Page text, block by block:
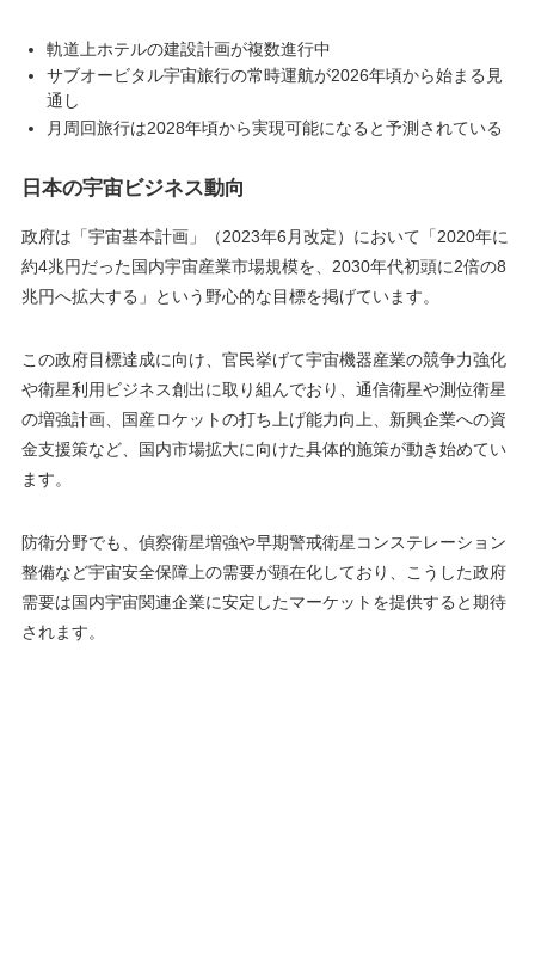
軌道上ホテルの建設計画が複数進行中
サブオービタル宇宙旅行の常時運航が2026年頃から始まる見
通し
月周回旅行は2028年頃から実現可能になると予測されている
日本の宇宙ビジネス動向
政府は「宇宙基本計画」（2023年6月改定）において「2020年に
約4兆円だった国内宇宙産業市場規模を、2030年代初頭に2倍の8
兆円へ拡大する」という野心的な目標を掲げています​。
この政府目標達成に向け、官民挙げて宇宙機器産業の競争力強化
や衛星利用ビジネス創出に取り組んでおり、通信衛星や測位衛星
の増強計画、国産ロケットの打ち上げ能力向上、新興企業への資
金支援策など、国内市場拡大に向けた具体的施策が動き始めてい
ます。
防衛分野でも、偵察衛星増強や早期警戒衛星コンステレーション
整備など宇宙安全保障上の需要が顕在化しており​、こうした政府
需要は国内宇宙関連企業に安定したマーケットを提供すると期待
されます。